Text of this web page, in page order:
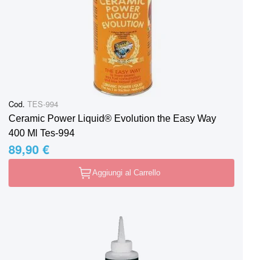
Cod. TES-994
Ceramic Power Liquid® Evolution the Easy Way
400 Ml Tes-994
89,90 €
Aggiungi al Carrello